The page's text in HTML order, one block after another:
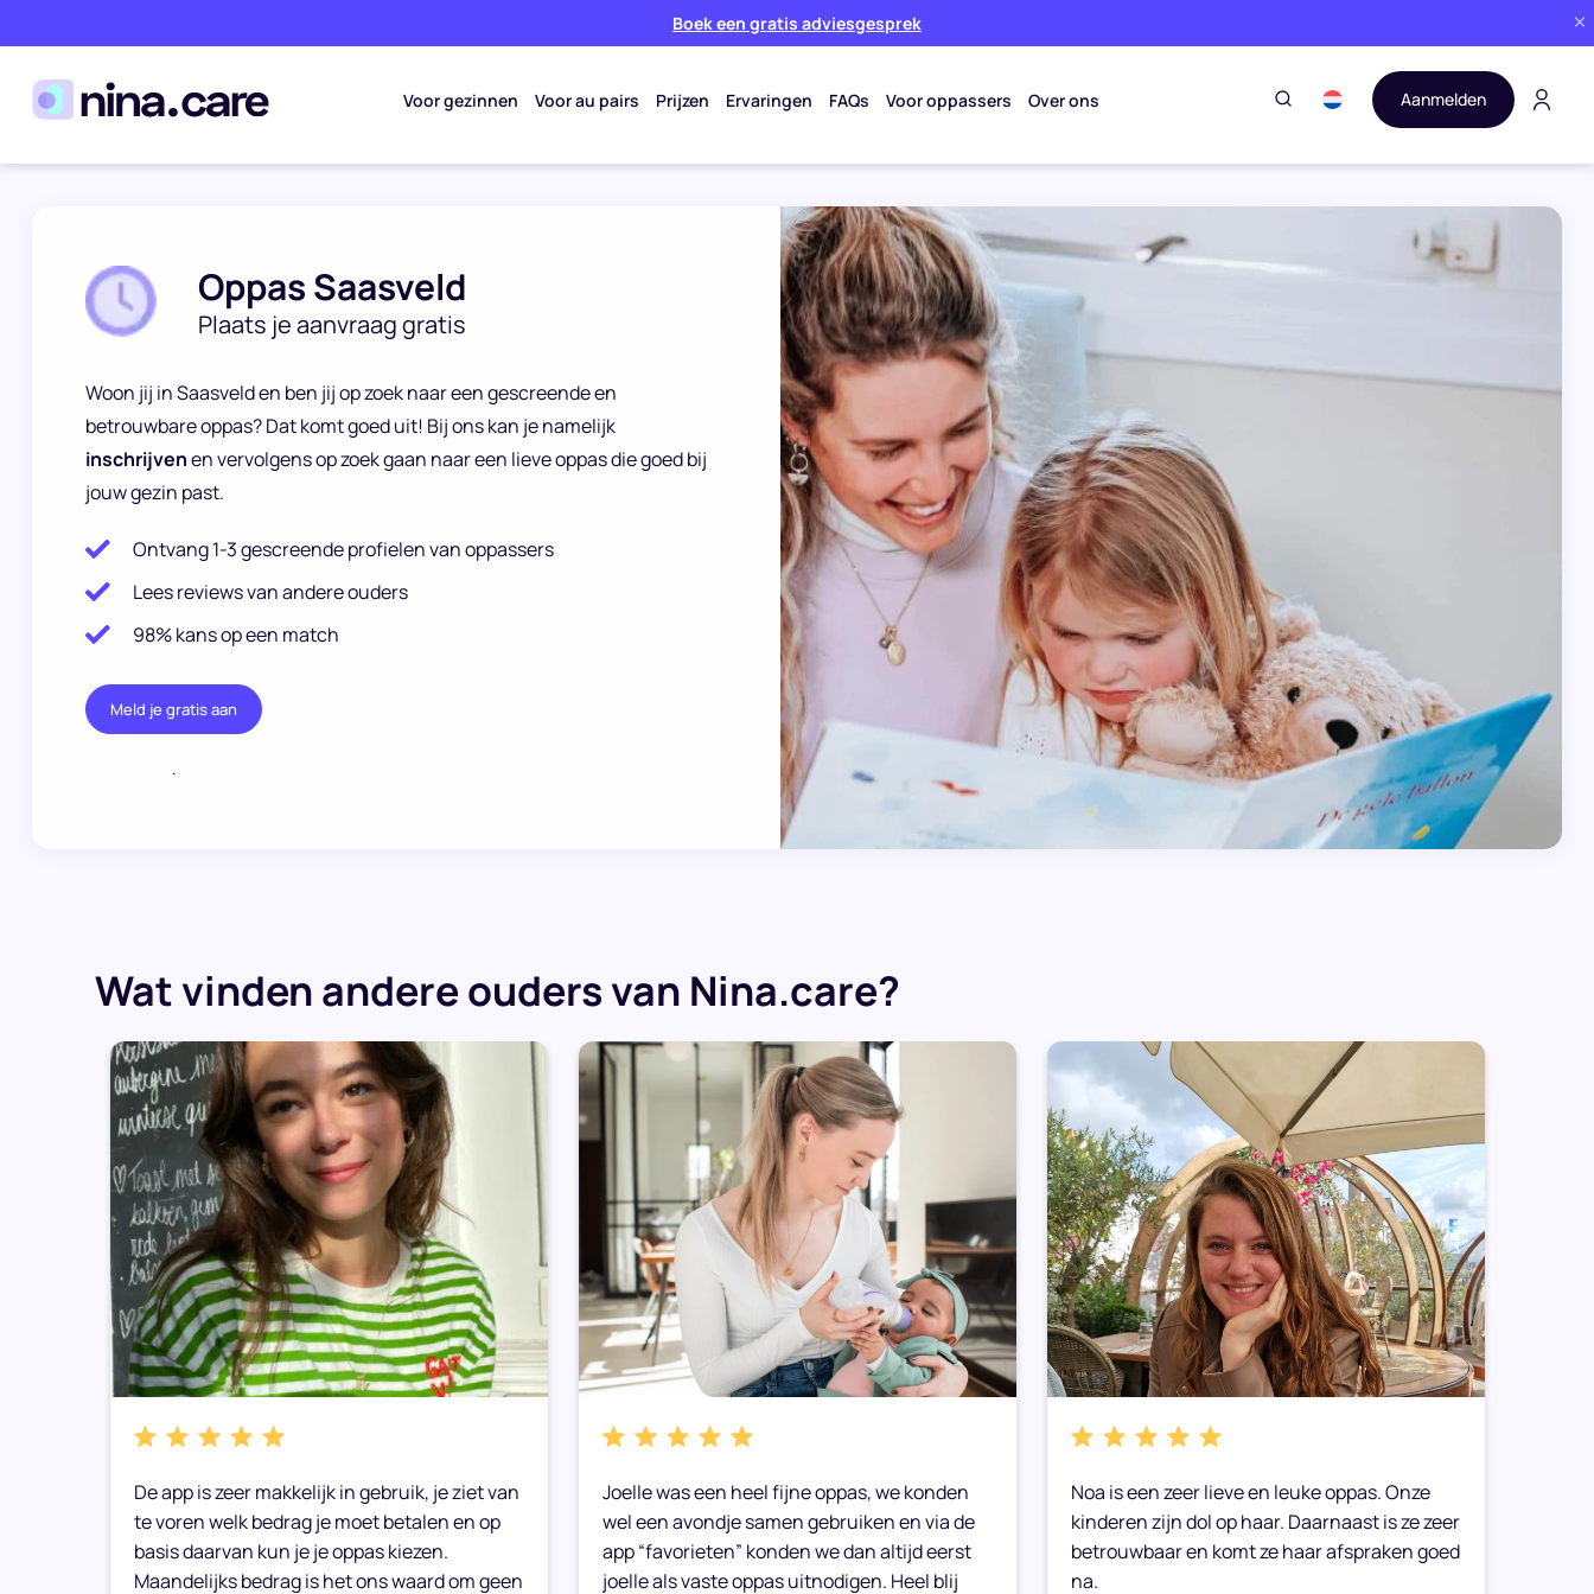
Boek een gratis adviesgesprek
Voor gezinnen Voor au pairs Prijzen Ervaringen FAQs Voor oppassers Over ons Aanmelden
Oppas Saasveld
Plaats je aanvraag gratis
Woon jij in Saasveld en ben jij op zoek naar een gescreende en
betrouwbare oppas? Dat komt goed uit! Bij ons kan je namelijk
inschrijvenen vervolgens op zoek gaan naar een lieve oppas die goed bij
jouw gezin past.
Ontvang 1-3 gescreende profielen van oppassers
Lees reviews van andere ouders
98% kans op een match
Meld je gratis aan
.
Wat vinden andere ouders van Nina.care?
De app is zeer makkelijk in gebruik, je ziet van
te voren welk bedrag je moet betalen en op
basis daarvan kun je je oppas kiezen.
Maandelijks bedrag is het ons waard om geen
Joelle was een heel fijne oppas, we konden
wel een avondje samen gebruiken en via de
app “favorieten” konden we dan altijd eerst
joelle als vaste oppas uitnodigen. Heel blij
Noa is een zeer lieve en leuke oppas. Onze
kinderen zijn dol op haar. Daarnaast is ze zeer
betrouwbaar en komt ze haar afspraken goed
na.